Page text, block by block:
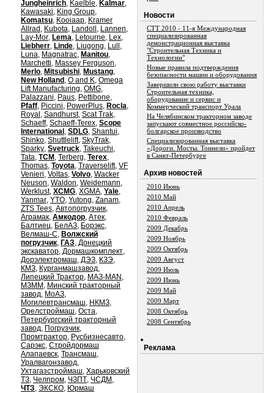
Jungheinrich, Kaelble, Kalmar,
Kawasaki, King Group,
Komatsu, Kooiaap, Kramer
Allrad , Kubota, Landoll , Lannen,
Lay-Mor, Lema, Letourne, Lex,
Liebherr, Linde, Liugong, Lull ,
Luna, Magnatrac, Manitou,
Marchetti, Massey Ferguson,
Merlo, Mitsubishi, Mustang,
New Holland , O and K, Omega
Lift Manufacturing, OMG,
Palazzani, Paus, Pettibone,
Pfaff, Piccini, PowerPlus, Rocla,
Royal , Sandhurst, Scat Trak,
Schaeff, Schaeff-Terex, Scope
International , SDLG, Shantui,
Shinko, Shuttlelift, SkyTrak,
Sparky, Svetruck, Takeuchi,
Tata, TCM , Terberg, Terex,
Thomas, Toyota, Traverselift, VF
Venieri, Voltas, Volvo, Wacker
Neuson, Waldon, Weidemann,
Werklust, XCMG, XGMA, Yale,
Yanmar, YTO, Yutong, Zanam,
ZTS Tees, Автопогрузчик,
Аграмак, Амкодор, Атек,
Балтиец, БелАЗ, Борэкс,
Велмаш-С, Волжский
погрузчик, ГАЗ, Донецкий
экскаватор, Дормашкомплект,
Дорэлектромаш, ДЭЗ, КЗЭ,
КМЗ, Курганмашзавод,
Липецкий Трактор, МАЗ-MAN ,
МЗММ , Минский тракторный
завод, МоАЗ,
Могилевтрансмаш, НКМЗ,
Орелстроймаш, Оста,
Петербургский тракторный
завод, Погрузчик,
Промтрактор, Русбизнесавто,
Сарэкс, Стройдормаш
Алапаевск, Трансмаш,
Уралвагонзавод,
Ухтагазстроймаш, Харьковский
ТЗ, Челпром, ЧЗПТ, ЧСДМ ,
ЧТЗ, ЭКСКО, Юрмаш
Новости
СТТ 2010 - 11-я Международная
специализированная
демонстрационная выставка
"Строительная Техника и
Технологии"
Новые правила подтверждения
безопасности машин и оборудования
Завершили свою работу выставки
Строительная техника,
оборудование и сервис и
Коммерческий транспорт Урала
На Челябинском тракторном заводе
запускают совместное российско-
болгарское производство
Специализированная выставка
«Дороги. Мосты. Тоннели» пройдет
в Санкт-Петербурге
Aрхив новостей
2010 Июнь
2010 Май
2010 Апрель
2010 Февраль
2009 Декабрь
2009 Ноябрь
2009 Октябрь
2009 Август
2009 Июль
2009 Июнь
2009 Май
2009 Март
2008 Октябрь
2008 Сентябрь
Реклама